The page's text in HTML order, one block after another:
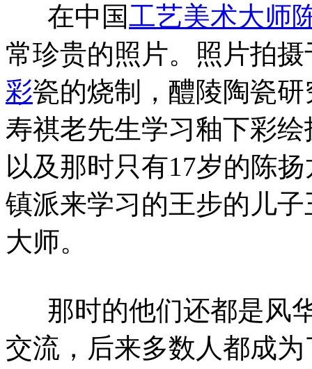
在中国工艺美术大师
常珍贵的照片。照片拍
彩瓷的烧制，醴陵陶瓷
寿祺老先生学习釉下彩
以及那时只有17岁的陈
镇派来学习的王步的儿
大师。
那时的他们还都是风
交流，后来多数人都成